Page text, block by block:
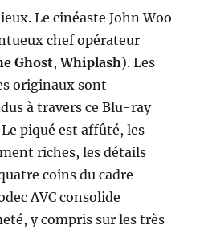
Le cinéaste John Woo
chef opérateur
Ghost,Whiplash). Les
originaux sont
à travers ce Blu-ray
piqué est affûté, les
riches, les détails
coins du cadre
AVC consolide
y compris sur les très